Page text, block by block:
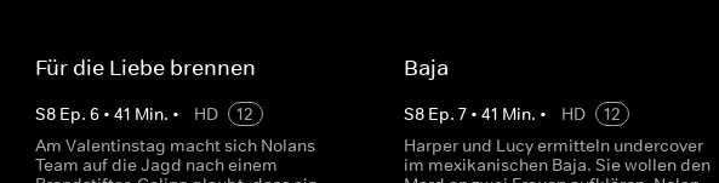
Für die Liebe brennen
S8 Ep.6 •41 Min. • HD
12
Am Valentinstag macht sich Nolans
Team auf die Jagd nach einem
Baja
S8 Ep. 7• 41 Min. • HD
12
Harper und Lucy ermitteln undercover
im mexikanischen Baja. Sie wollen den